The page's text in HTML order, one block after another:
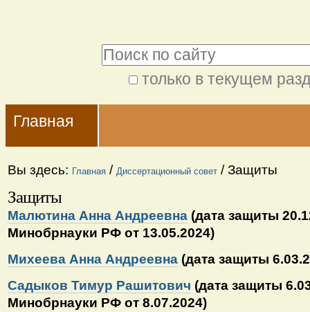
содержимому.
Перейти
навигации
только в текущем
поиск
Navigation
Главная
Вы здесь: Главная / Диссертационный совет /Защиты
Защиты
Малютина Анна Андреевна (дата защиты
Минобрнауки РФ от 13.05.2024)
Михеева Анна Андреевна (дата защиты
Садыков Тимур Рашитович (дата защиты
Минобрнауки РФ от 8.07.2024)